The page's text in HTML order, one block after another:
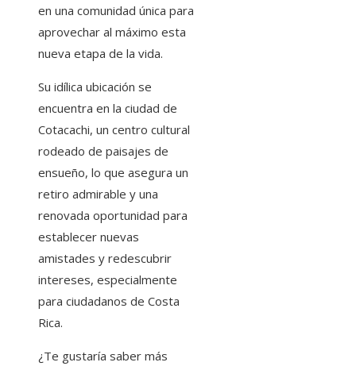
en una comunidad única para
aprovechar al máximo esta
nueva etapa de la vida.
Su idílica ubicación se
encuentra en la ciudad de
Cotacachi, un centro cultural
rodeado de paisajes de
ensueño, lo que asegura un
retiro admirable y una
renovada oportunidad para
establecer nuevas
amistades y redescubrir
intereses, especialmente
para ciudadanos de Costa
Rica.
¿Te gustaría saber más